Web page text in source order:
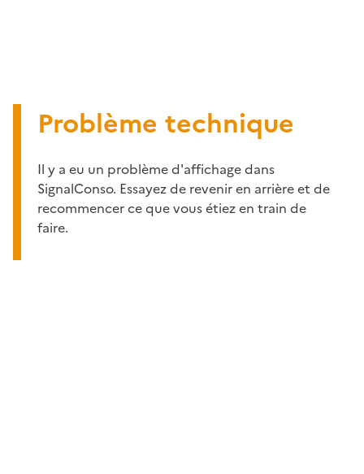
Problème technique
Il y a eu un problème d'affichage dans
SignalConso. Essayez de revenir en arrière et de
recommencer ce que vous étiez en train de
faire.